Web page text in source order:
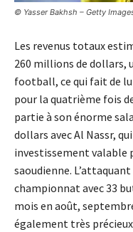
© Yasser Bakhsh – Getty
Les revenus totaux
260 millions de dollars,
football, ce qui fait de
pour la quatrième fois
partie à son énorme
dollars avec Al Nassr,
investissement valable
saoudienne.
championnat avec 33
mois en août,
également très